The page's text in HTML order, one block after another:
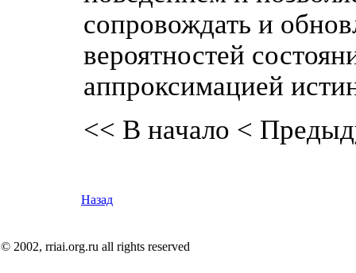
сопровождать и
вероятностей
аппроксимацией
<< В начало <
Назад
© 2002, rriai.org.ru all rights reserved